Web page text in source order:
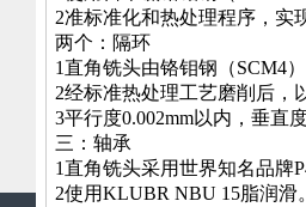
2准标准化和热处理程序，实
两个：隔环
1直角铣头由铬钼钢（SCM4
2经标准热处理工艺磨削后，
3平行度0.002mm以内，垂直
三：轴承
1直角铣头采用世界知名品牌
2使用KLUBR NBU 15脂润滑